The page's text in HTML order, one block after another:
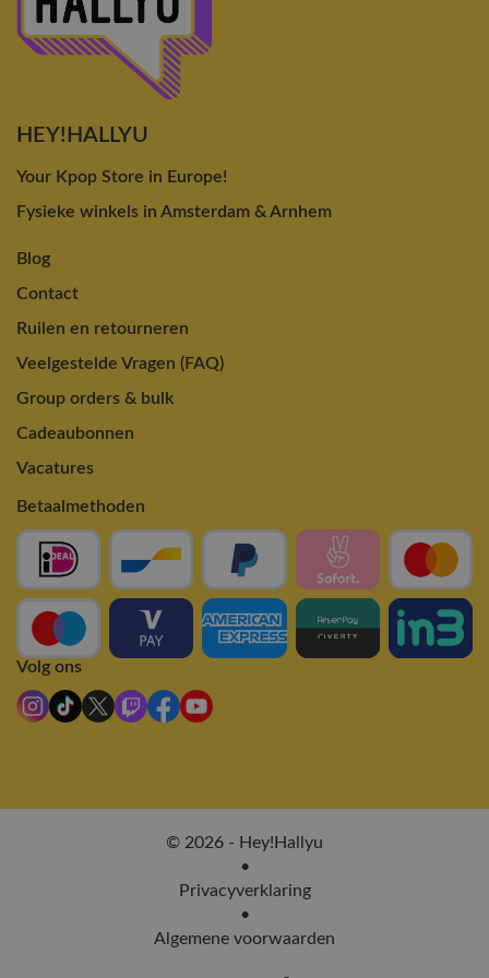
HEY!HALLYU
Your Kpop Store in Europe!
Fysieke winkels in Amsterdam & Arnhem
Blog
Contact
Ruilen en retourneren
Veelgestelde Vragen (FAQ)
Group orders & bulk
Cadeaubonnen
Vacatures
Betaalmethoden
Volg ons
© 2026 - Hey!Hallyu
•
Privacyverklaring
•
Algemene voorwaarden